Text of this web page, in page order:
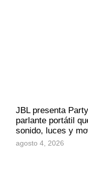
JBL presenta
parlante portátil
sonido, luces y
agosto 4, 2026